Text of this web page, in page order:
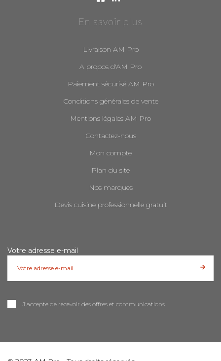
En savoir plus
Livraison AM Pro
A propos d'AM Pro
Paiement sécurisé AM Pro
Conditions générales de vente
Mentions légales AM Pro
Contactez-nous
Mon compte
Plan du site
Nos marques
Devis cuisine professionnelle gratuit
Votre adresse e-mail
J'accepte de recevoir des offres et communications